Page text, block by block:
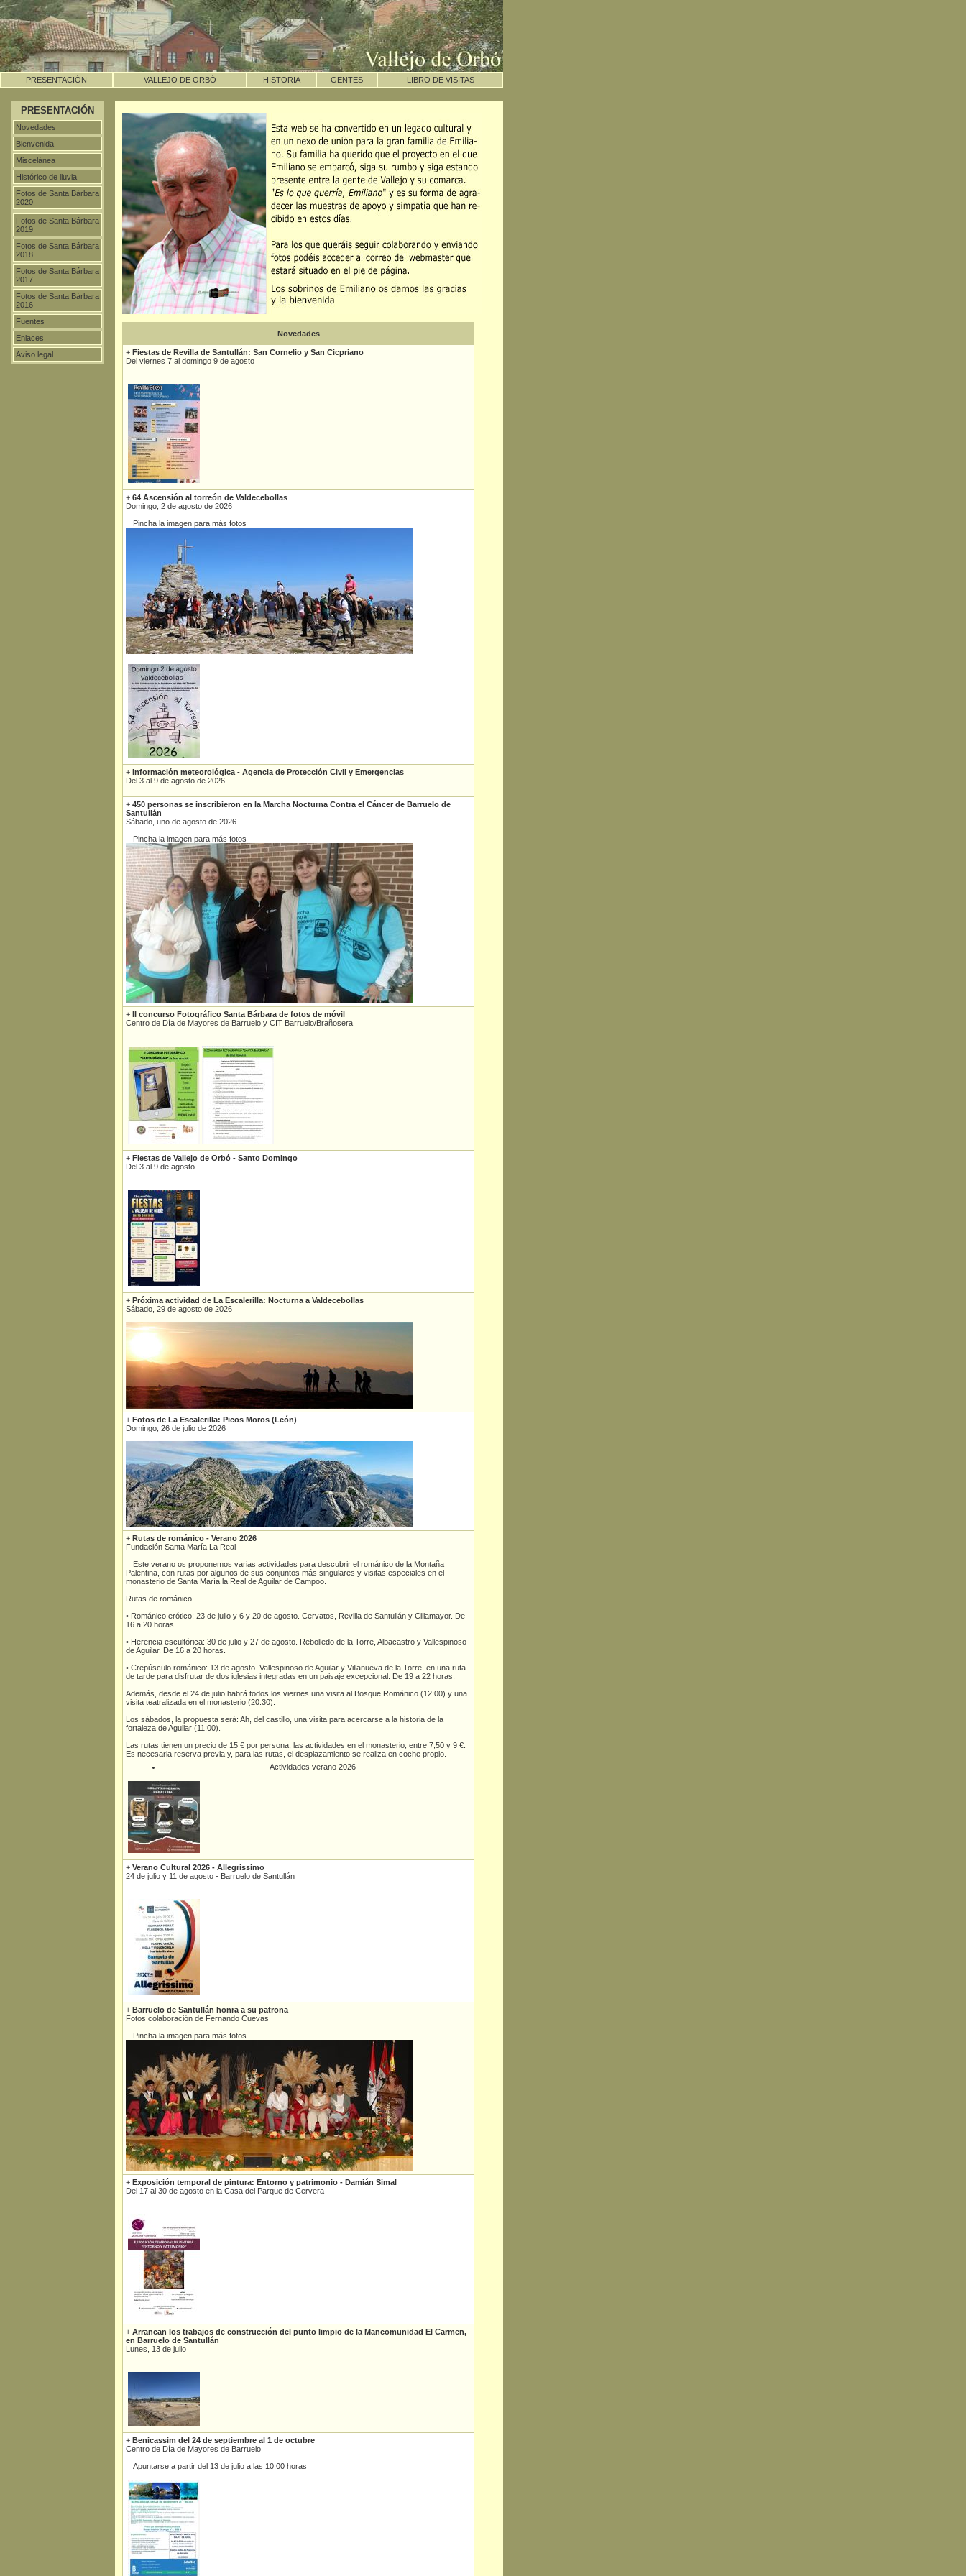
PRESENTACIÓN VALLEJO DE ORBÓ HISTORIA GENTES LIBRO DE VISITAS
PRESENTACIÓN
Novedades
Bienvenida
Miscelánea
Histórico de lluvia
Fotos de Santa Bárbara
2020
Fotos de Santa Bárbara
2019
Fotos de Santa Bárbara
2018
Fotos de Santa Bárbara
2017
Fotos de Santa Bárbara
2016
Fuentes
Enlaces
Aviso legal
Novedades
+ Fiestas de Revilla de Santullán: San Cornelio y San Cicpriano
Del viernes 7 al domingo 9 de agosto
+ 64 Ascensión al torreón de Valdecebollas
Domingo, 2 de agosto de 2026
Pincha la imagen para más fotos
+ Información meteorológica - Agencia de Protección Civil y Emergencias
Del 3 al 9 de agosto de 2026
+ 450 personas se inscribieron en la Marcha Nocturna Contra el Cáncer de Barruelo de
Santullán
Sábado, uno de agosto de 2026.
Pincha la imagen para más fotos
+ II concurso Fotográfico Santa Bárbara de fotos de móvil
Centro de Día de Mayores de Barruelo y CIT Barruelo/Brañosera
+ Fiestas de Vallejo de Orbó - Santo Domingo
Del 3 al 9 de agosto
+ Próxima actividad de La Escalerilla: Nocturna a Valdecebollas
Sábado, 29 de agosto de 2026
+ Fotos de La Escalerilla: Picos Moros (León)
Domingo, 26 de julio de 2026
+ Rutas de románico - Verano 2026
Fundación Santa María La Real
Este verano os proponemos varias actividades para descubrir el románico de la Montaña
Palentina, con rutas por algunos de sus conjuntos más singulares y visitas especiales en el
monasterio de Santa María la Real de Aguilar de Campoo.
Rutas de románico
• Románico erótico: 23 de julio y 6 y 20 de agosto. Cervatos, Revilla de Santullán y Cillamayor. De
16 a 20 horas.
• Herencia escultórica: 30 de julio y 27 de agosto. Rebolledo de la Torre, Albacastro y Vallespinoso
de Aguilar. De 16 a 20 horas.
• Crepúsculo románico: 13 de agosto. Vallespinoso de Aguilar y Villanueva de la Torre, en una ruta
de tarde para disfrutar de dos iglesias integradas en un paisaje excepcional. De 19 a 22 horas.
Además, desde el 24 de julio habrá todos los viernes una visita al Bosque Románico (12:00) y una
visita teatralizada en el monasterio (20:30).
Los sábados, la propuesta será: Ah, del castillo, una visita para acercarse a la historia de la
fortaleza de Aguilar (11:00).
Las rutas tienen un precio de 15 € por persona; las actividades en el monasterio, entre 7,50 y 9 €.
Es necesaria reserva previa y, para las rutas, el desplazamiento se realiza en coche propio.
Actividades verano 2026
+ Verano Cultural 2026 - Allegrissimo
24 de julio y 11 de agosto - Barruelo de Santullán
+ Barruelo de Santullán honra a su patrona
Fotos colaboración de Fernando Cuevas
Pincha la imagen para más fotos
+ Exposición temporal de pintura: Entorno y patrimonio - Damián Simal
Del 17 al 30 de agosto en la Casa del Parque de Cervera
+ Arrancan los trabajos de construcción del punto limpio de la Mancomunidad El Carmen,
en Barruelo de Santullán
Lunes, 13 de julio
+ Benicassim del 24 de septiembre al 1 de octubre
Centro de Día de Mayores de Barruelo
Apuntarse a partir del 13 de julio a las 10:00 horas